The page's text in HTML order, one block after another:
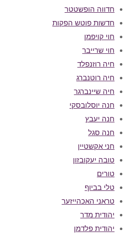
חדווה הופשטטר
חדשות פוטש הפקות
חוי קויפמן
חוי שרייבר
חיה רוזנפלד
חיה רוטנברג
חיה שיינברגר
חנה יוסלובסקי
חנה יעבץ
חנה סגל
חני אקשטיין
טובה יעקובזון
טורים
טלי בביוף
טראני האכהייזער
יהודית מדר
יהודית פלדמן